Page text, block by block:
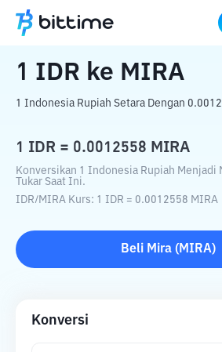
Beranda Konverter Kripto ke
1 IDR ke MIRA
1 Indonesia Rupiah Setara Dengan
1 IDR = 0.0012558 MIRA
Konversikan 1 Indonesia Rupiah Menjadi
Tukar Saat Ini.
IDR/MIRA Kurs: 1 IDR = 0.0012558 MIRA
Beli Mira( MIRA)
Konversi